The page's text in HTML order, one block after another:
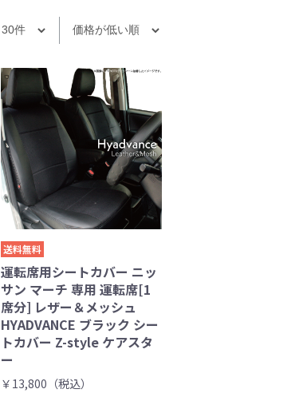
送料無料
運転席用シートカバー ニッ
サン マーチ 専用 運転席[1
席分] レザー＆メッシュ
HYADVANCE ブラック シー
トカバー Z-style ケアスタ
ー
￥13,800（税込）